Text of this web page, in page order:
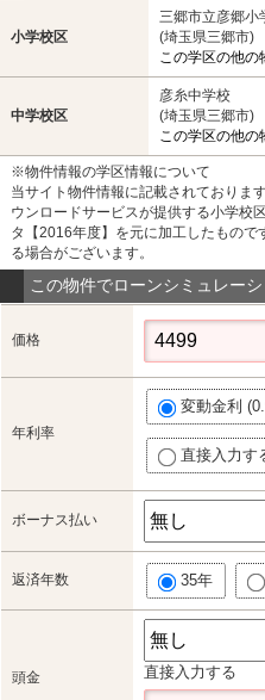
小学校区
三郷市立彦郷小
(埼玉県三郷市)
この学区の他の
中学校区
彦糸中学校
(埼玉県三郷市)
この学区の他の
※物件情報の学区情報について
当サイト物件情報に記載されておりま
ウンロードサービスが提供する小学校
タ【2016年度】を元に加工したもの
る場合がございます。
この物件でローンシミュレー
価格
年利率
変動金利
直接入力す
ボーナス払い
返済年数 35年
頭金 直接入力する